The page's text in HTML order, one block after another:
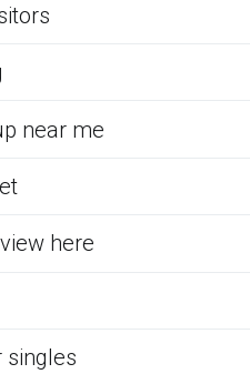
near me
here
singles